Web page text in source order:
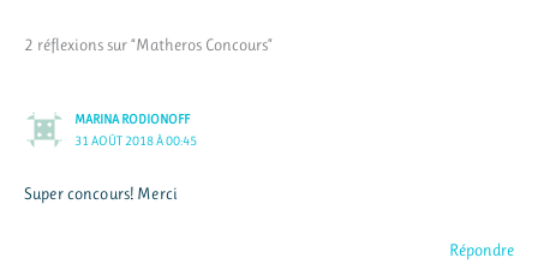
2 réflexions sur “Matheros Concours”
MARINA RODIONOFF
31 AOÛT 2018 À 00:45
Super concours! Merci
Répondre